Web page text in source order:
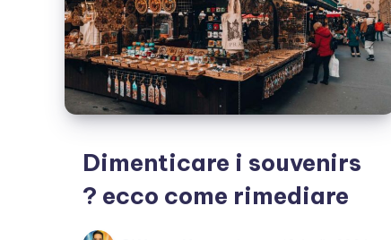
Dimenticare i souvenirs
? ecco come rimediare